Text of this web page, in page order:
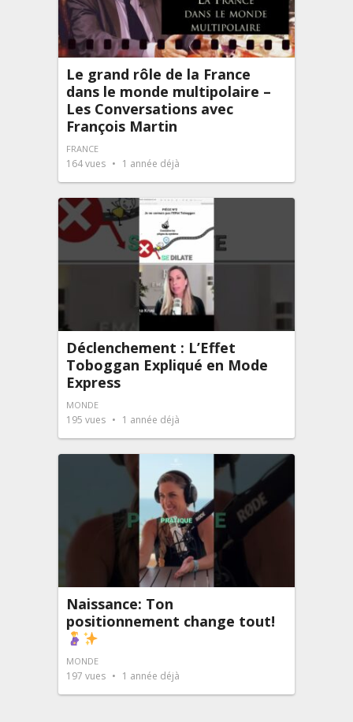
Le grand rôle de la France
dans le monde multipolaire –
Les Conversations avec
François Martin
FRANCE
164vues 1 année déjà
Déclenchement : L’Effet
Toboggan Expliqué en Mode
Express
MONDE
195 vues 1 année déjà
Naissance: Ton
positionnement change tout!
MONDE
197 vues 1 année déjà